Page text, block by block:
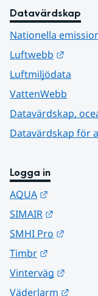
Datavärdskap
Nationella
Luftwebb
Luftmiljödata
VattenWebb
Datavärdskap,
Datavärdskap för
Logga in
AQUA
SIMAIR
SMHI Pro
Timbr
Vinterväg
Väderlarm